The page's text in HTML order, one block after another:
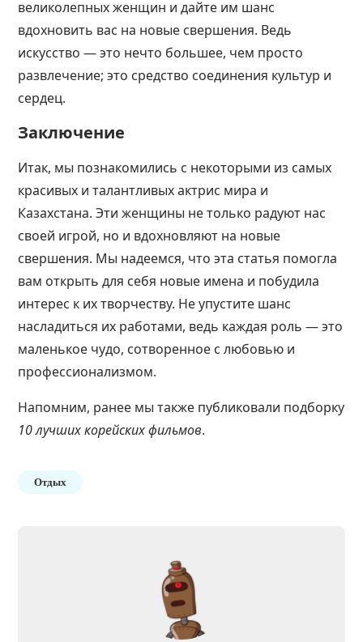
великолепных женщин и дайте им шанс
вдохновить вас на новые свершения. Ведь
искусство — это нечто большее, чем просто
развлечение; это средство соединения культур и
сердец.
Заключение
Итак, мы познакомились с некоторыми из самых
красивых и талантливых актрис мира и
Казахстана. Эти женщины не только радуют нас
своей игрой, но и вдохновляют на новые
свершения. Мы надеемся, что эта статья помогла
вам открыть для себя новые имена и побудила
интерес к их творчеству. Не упустите шанс
насладиться их работами, ведь каждая роль — это
маленькое чудо, сотворенное с любовью и
профессионализмом.
Напомним, ранее мы также публиковали подборку
10 лучших корейских фильмов.
Отдых